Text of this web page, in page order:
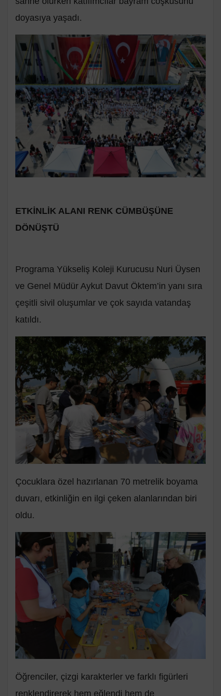
doyasıya yaşadı.
ETKİNLİK ALANI RENK CÜMBÜŞÜNE
DÖNÜŞTÜ
Programa Yükseliş Koleji Kurucusu Nuri Üysen
ve Genel Müdür Aykut Davut Öktem’in yanı sıra
çeşitli sivil oluşumlar ve çok sayıda vatandaş
katıldı.
Çocuklara özel hazırlanan 70 metrelik boyama
duvarı, etkinliğin en ilgi çeken alanlarından biri
oldu.
Öğrenciler, çizgi karakterler ve farklı figürleri
renklendirerek hem eğlendi hem de